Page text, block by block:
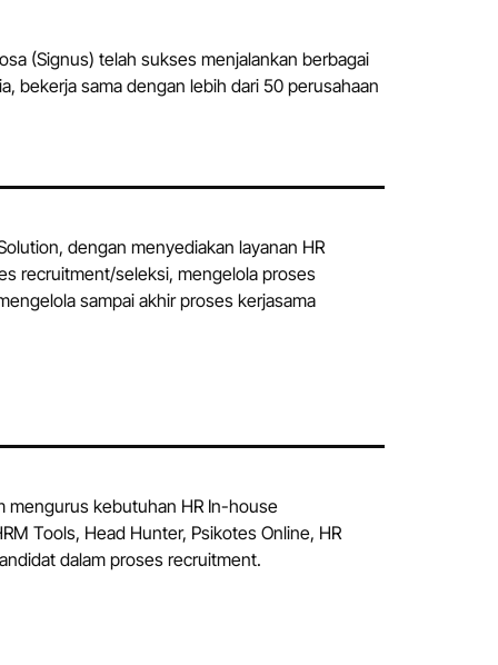
(Signus) telah sukses menjalankan berbagai
bekerja sama dengan lebih dari 50 perusahaan
dengan menyediakan layanan HR
recruitment/seleksi, mengelola proses
sampai akhir proses kerjasama
mengurus kebutuhan HR In-house
Tools, Head Hunter, Psikotes Online, HR
dalam proses recruitment.